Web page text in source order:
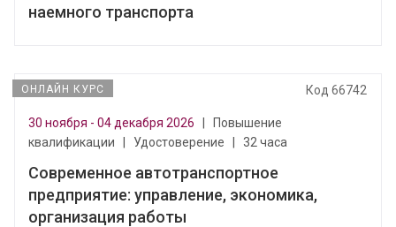
наемного транспорта
ОНЛАЙН КУРС Код 66742
30 ноября - 04 декабря 2026
Повышение
квалификации
Удостоверение 32 часа
Современное автотранспортное
предприятие: управление, экономика,
организация работы